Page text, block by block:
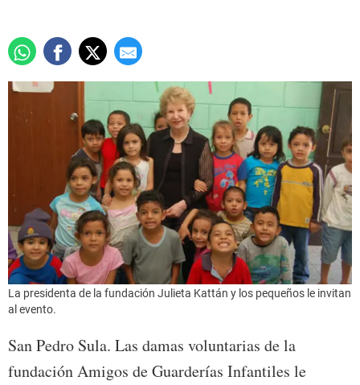
La presidenta de la fundación Julieta Kattán y los pequeños le invitan
al evento.
San Pedro Sula. Las damas voluntarias de la
fundación Amigos de Guarderías Infantiles le